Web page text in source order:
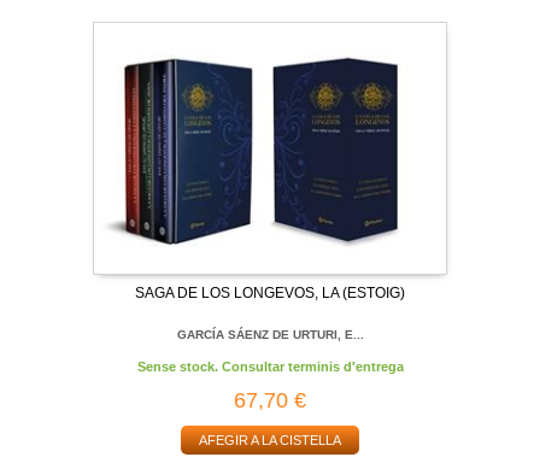
SAGA DE LOS LONGEVOS, LA (ESTOIG)
GARCÍA SÁENZ DE URTURI, E...
Sense stock. Consultar terminis d'entrega
67,70 €
AFEGIR A LA CISTELLA